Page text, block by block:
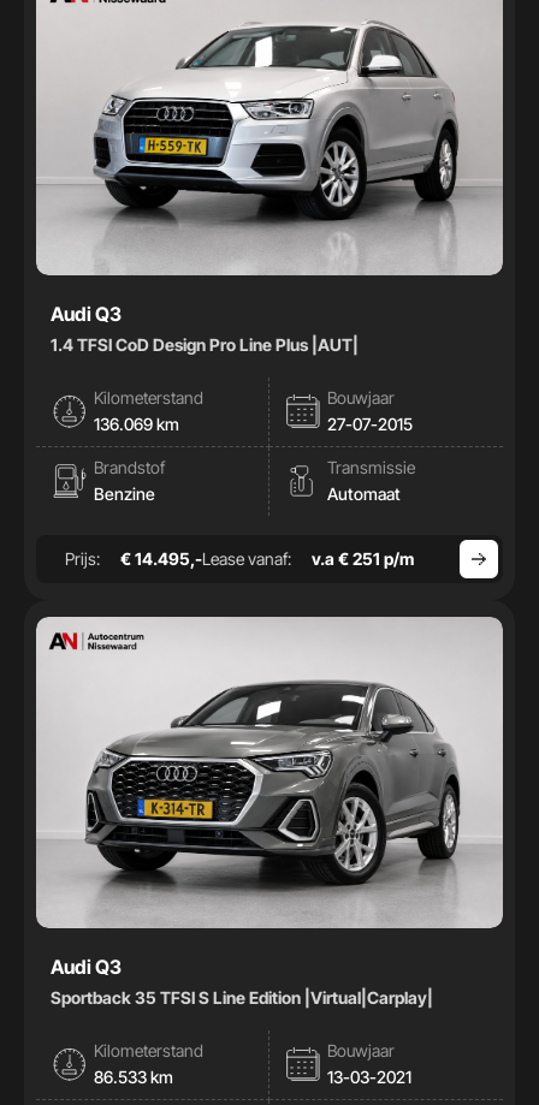
Audi Q3
1.4 TFSI CoD Design Pro Line Plus |AUT|
Kilometerstand
136.069 km
Bouwjaar
27-07-2015
Brandstof
Benzine
Transmissie
Automaat
Prijs: € 14.495,-Lease vanaf: v.a € 251 p/m
Audi Q3
Sportback 35 TFSI S Line Edition |Virtual|Carplay|
Kilometerstand
86.533 km
Bouwjaar
13-03-2021